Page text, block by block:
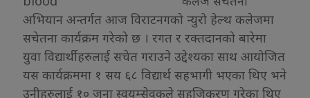
अभियान अन्तर्गत आज विराटनगको न्युरो हेल्थ कलेजमा
सचेतना कार्यक्रम गरेको छ । रगत र रक्तदानको बारेमा
युवा विद्यार्थीहरुलाई सचेत गराउने उद्देश्यका साथ आयोजित
यस कार्यक्रममा १ सय ६८ विद्यार्थ सहभागी भएका थिए भने
उनीहरुलाई १० जना स्वयम्सेवकले सहजिकरण गरेका थिए